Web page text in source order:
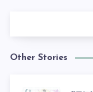
Other Stories